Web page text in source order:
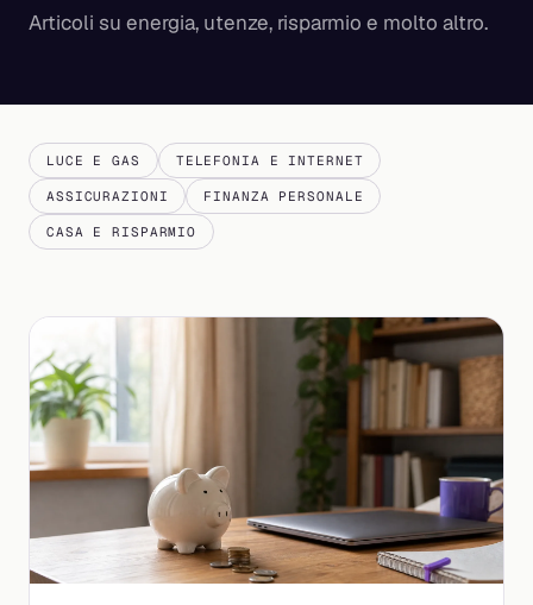
Articoli su energia, utenze, risparmio e molto altro.
LUCE E GAS TELEFONIA E INTERNET
ASSICURAZIONI FINANZA PERSONALE
CASA E RISPARMIO